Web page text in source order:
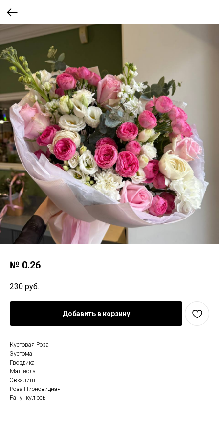
№ 0.26
230 руб.
Добавить в корзину
Кустовая Роза
Эустома
Гвоздика
Маттиола
Эвкалипт
Роза Пионовидная
Ранункулюсы